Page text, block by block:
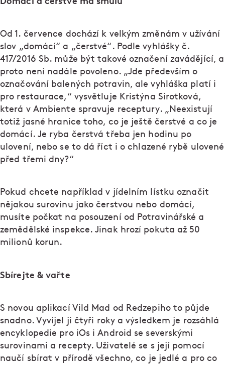
Od 1. července dochází k velkým změnám v užívání
slov „domácí“ a „čerstvé“. Podle vyhlášky č.
417/2016 Sb. může být takové označení zavádějící, a
proto není nadále povoleno. „Jde především o
označování balených potravin, ale vyhláška platí i
pro restaurace,“ vysvětluje Kristýna Sirotková,
která v Ambiente spravuje receptury. „Neexistují
totiž jasné hranice toho, co je ještě čerstvé a co je
domácí. Je ryba čerstvá třeba jen hodinu po
ulovení, nebo se to dá říct i o chlazené rybě ulovené
před třemi dny?“
Pokud chcete například v jídelním lístku označit
nějakou surovinu jako čerstvou nebo domácí,
musíte počkat na posouzení od Potravinářské a
zemědělské inspekce. Jinak hrozí pokuta až 50
milionů korun.
Sbírejte & vařte
S novou aplikací Vild Mad od Redzepiho to půjde
snadno. Vyvíjel ji čtyři roky a výsledkem je rozsáhlá
encyklopedie pro iOs i Android se severskými
surovinami a recepty. Uživatelé se s její pomocí
naučí sbírat v přírodě všechno, co je jedlé a pro co